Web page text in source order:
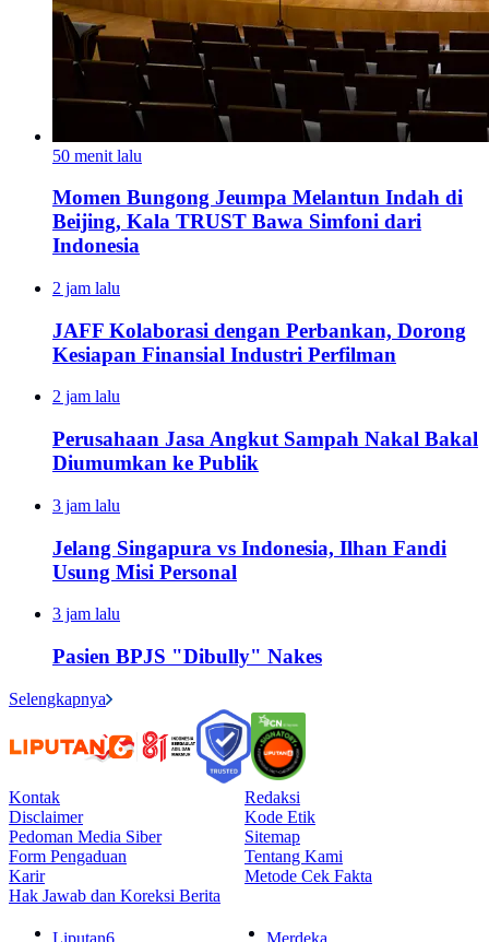
50 menit lalu
Momen Bungong Jeumpa Melantun Indah di
Beijing, Kala TRUST Bawa Simfoni dari
Indonesia
2 jam lalu
JAFF Kolaborasi dengan Perbankan, Dorong
Kesiapan Finansial Industri Perfilman
2 jam lalu
Perusahaan Jasa Angkut Sampah Nakal Bakal
Diumumkan ke Publik
3 jam lalu
Jelang Singapura vs Indonesia, Ilhan Fandi
Usung Misi Personal
3 jam lalu
Pasien BPJS "Dibully" Nakes
Selengkapnya
Kontak
Redaksi
Disclaimer
Kode Etik
Pedoman Media Siber
Sitemap
Form Pengaduan
Tentang Kami
Karir
Metode Cek Fakta
Hak Jawab dan Koreksi Berita
Liputan6 Merdeka